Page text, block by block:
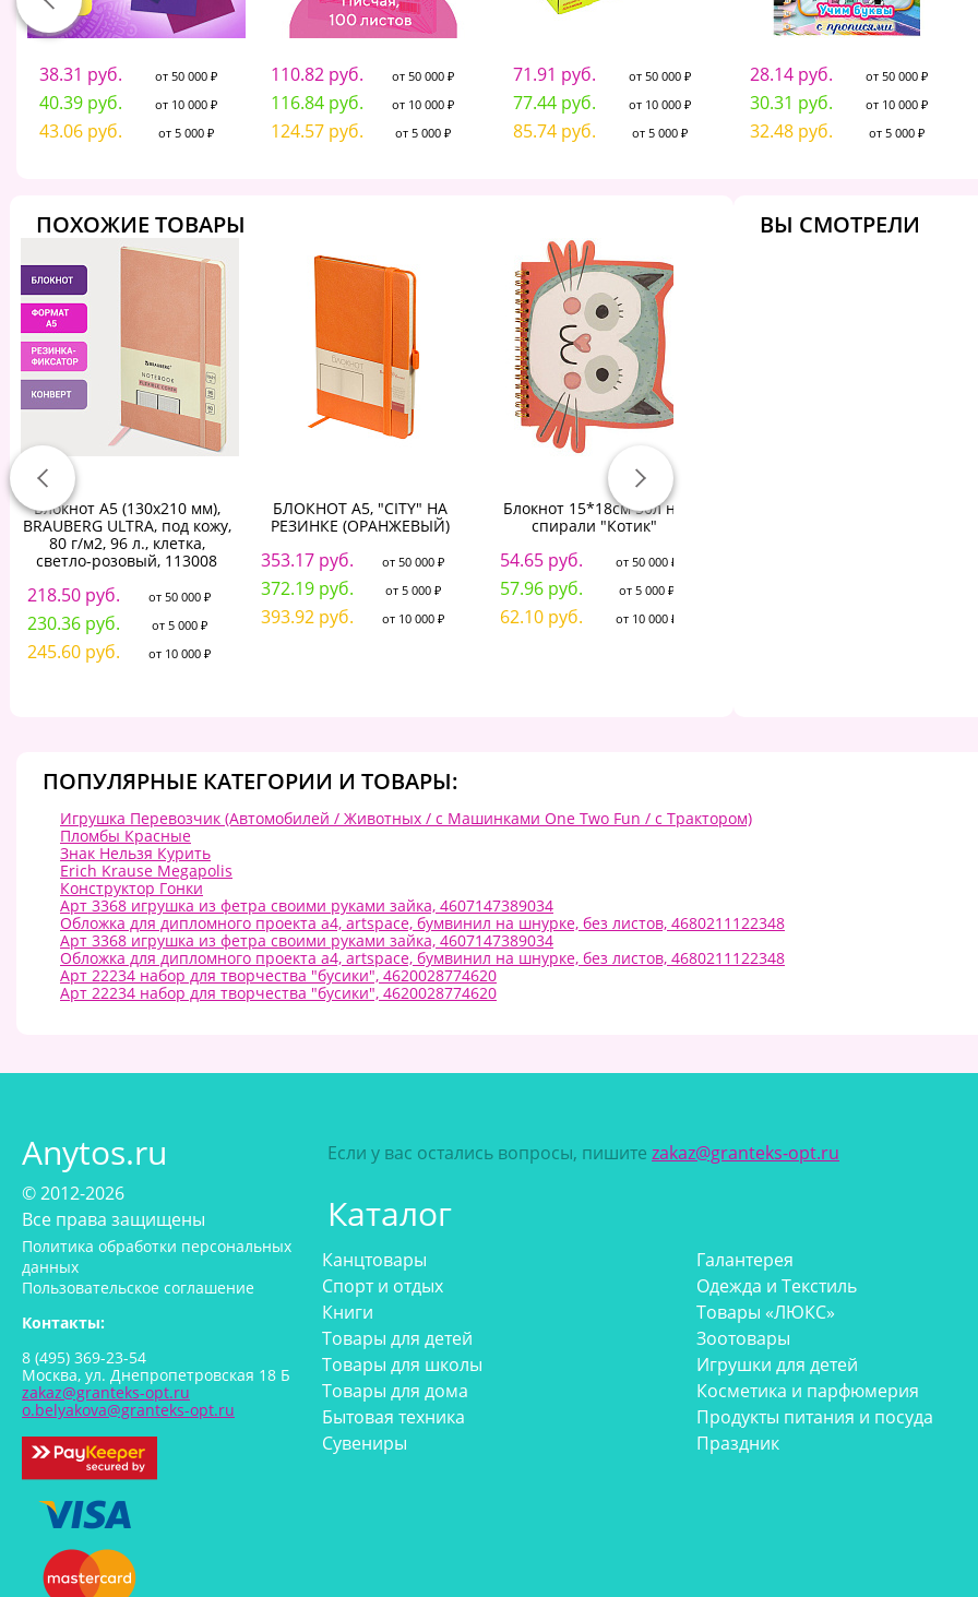
38.31 руб. от 50 000 ₽
40.39 руб. от 10 000 ₽
43.06 руб. от 5 000 ₽
110.82 руб. от 50 000 ₽
116.84 руб. от 10 000 ₽
124.57 руб. от 5 000 ₽
71.91 руб. от 50 000 ₽
77.44 руб. от 10 000 ₽
85.74 руб. от 5 000 ₽
28.14 руб. от 50 000 ₽
30.31 руб. от 10 000 ₽
32.48 руб. от 5 000 ₽
ПОХОЖИЕ ТОВАРЫ
Блокнот А5 (130х210 мм),
BRAUBERG ULTRA, под кожу,
80 г/м2, 96 л., клетка,
светло-розовый, 113008
218.50 руб. от 50 000 ₽
230.36 руб. от 5 000 ₽
245.60 руб. от 10 000 ₽
БЛОКНОТ А5, "CITY" НА
РЕЗИНКЕ (ОРАНЖЕВЫЙ)
353.17 руб. от 50 000 ₽
372.19 руб. от 5 000 ₽
393.92 руб. от 10 000 ₽
Блокнот 15*18см 50л на
спирали "Котик"
54.65 руб. от 50 000 ₽
57.96 руб. от 5 000 ₽
62.10 руб. от 10 000 ₽
ВЫ СМОТРЕЛИ
ПОПУЛЯРНЫЕ КАТЕГОРИИ И ТОВАРЫ:
Игрушка Перевозчик (Автомобилей / Животных / с Машинками One Two Fun / с Трактором)
Пломбы Красные
Знак Нельзя Курить
Erich Krause Megapolis
Конструктор Гонки
Арт 3368 игрушка из фетра своими руками зайка, 4607147389034
Обложка для дипломного проекта а4, artspace, бумвинил на шнурке, без листов, 4680211122348
Арт 3368 игрушка из фетра своими руками зайка, 4607147389034
Обложка для дипломного проекта а4, artspace, бумвинил на шнурке, без листов, 4680211122348
Арт 22234 набор для творчества "бусики", 4620028774620
Арт 22234 набор для творчества "бусики", 4620028774620
Anytos.ru
© 2012-2026
Все права защищены
Политика обработки персональных
данных
Пользовательское соглашение
Контакты:
8 (495) 369-23-54
Москва, ул. Днепропетровская 18 Б
zakaz@granteks-opt.ru
o.belyakova@granteks-opt.ru
Если у вас остались вопросы, пишите zakaz@granteks-opt.ru
Каталог
Канцтовары
Спорт и отдых
Книги
Товары для детей
Товары для школы
Товары для дома
Бытовая техника
Сувениры
Галантерея
Одежда и Текстиль
Товары «ЛЮКС»
Зоотовары
Игрушки для детей
Косметика и парфюмерия
Продукты питания и посуда
Праздник